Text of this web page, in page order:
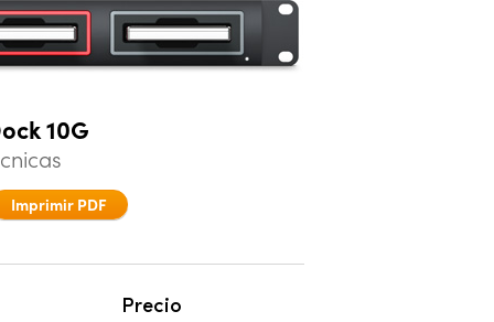
10G
Imprimir PDF
Precio